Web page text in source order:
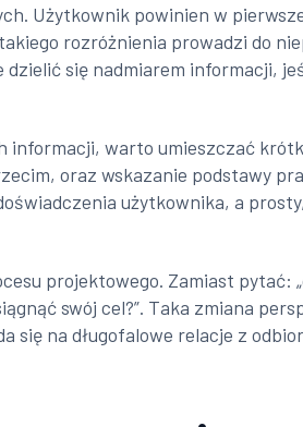
Użytkownik powinien w
rozróżnienia prowadzi do
się nadmiarem informacji,
informacji, warto umieszczać
oraz wskazanie podstawy
użytkownika, a
projektowego. Zamiast pytać:
swój cel?”. Taka zmiana
na długofalowe relacje z